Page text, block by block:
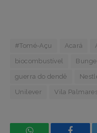
#Tomé-Açu Acará
biocombustível Bunge
guerra do dendê
Unilever Vila